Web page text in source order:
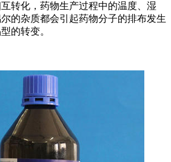
转化，药物生产过程中的温度、湿
的杂质都会引起药物分子的排布发生
的转变。